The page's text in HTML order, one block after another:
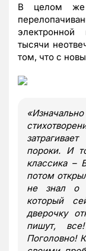
В целом же
тысячи
том, что с
«
пороки. И
классика –
потом
не знал о
который
дверочку
пишут,
Поголовно!